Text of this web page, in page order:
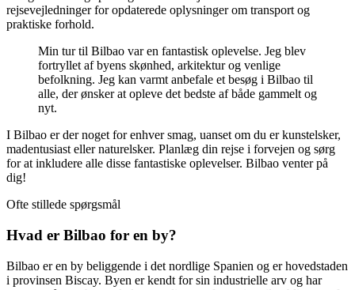
rejsevejledninger for opdaterede oplysninger om transport og
praktiske forhold.
Min tur til Bilbao var en fantastisk oplevelse. Jeg blev
fortryllet af byens skønhed, arkitektur og venlige
befolkning. Jeg kan varmt anbefale et besøg i Bilbao til
alle, der ønsker at opleve det bedste af både gammelt og
nyt.
I Bilbao er der noget for enhver smag, uanset om du er kunstelsker,
madentusiast eller naturelsker. Planlæg din rejse i forvejen og sørg
for at inkludere alle disse fantastiske oplevelser. Bilbao venter på
dig!
Ofte stillede spørgsmål
Hvad er Bilbao for en by?
Bilbao er en by beliggende i det nordlige Spanien og er hovedstaden
i provinsen Biscay. Byen er kendt for sin industrielle arv og har